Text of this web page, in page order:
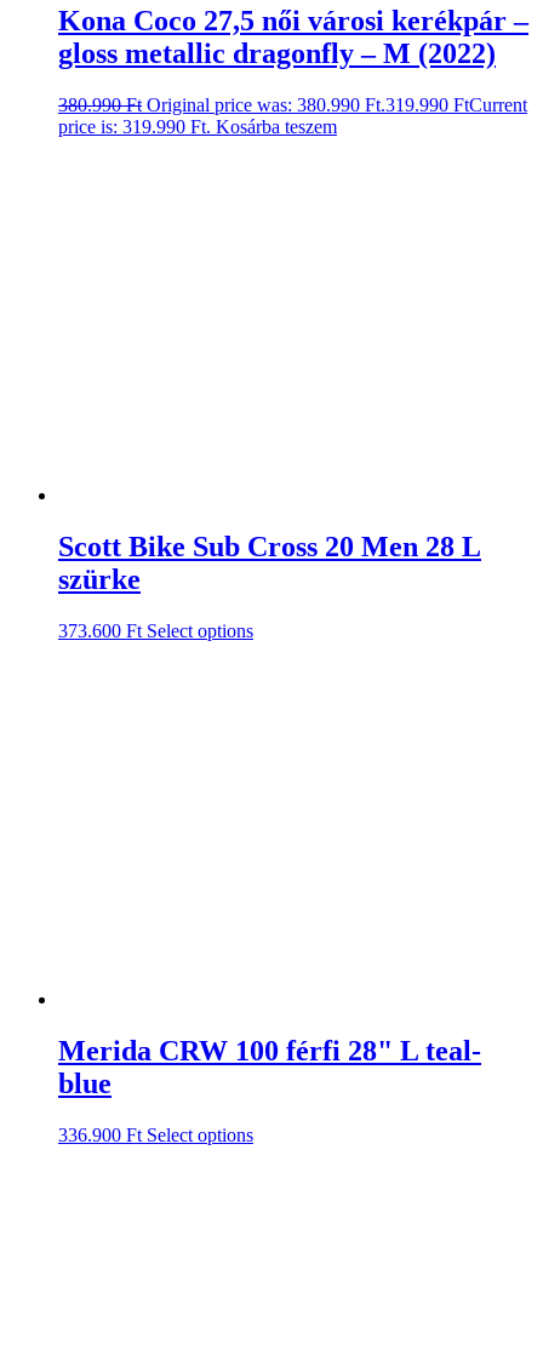
Kona Coco 27,5 női városi kerékpár –
gloss metallic dragonfly – M (2022)
380.990Ft Original price was: 380.990 Ft.319.990 FtCurrent
price is: 319.990 Ft. Kosárba teszem
Scott Bike Sub Cross 20 Men 28 L
szürke
373.600 Ft Select options
Merida CRW 100 férfi 28" L teal-
blue
336.900 Ft Select options